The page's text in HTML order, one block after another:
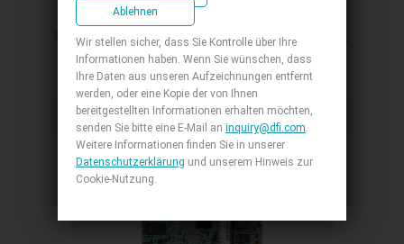
1.8" SBC, AMD Ryzen™ Embedded R2000
Series, Picasso, 1 DDR4, 1 HDMI 1.4, 1 eMMC,
1 M.2 E key, 1 LAN, 2 USB 3.1 Gen2 typeA
1,8-Zoll-SBC
Ablehnen
Wir stellen sicher, dass Sie Kontrolle über Ihre
Informationen haben. Wenn Sie wünschen, dass
Ihre Daten aus unseren Aufzeichnungen entfernt
werden, oder eine Kopie der von Ihnen
bereitgestellten Informationen erhalten möchten,
senden Sie bitte eine E-Mail an inquiry@dfi.com.
Weitere Informationen finden Sie in unserer
Datenschutzerklärung und unserem Hinweis zur
Cookie-Nutzung.